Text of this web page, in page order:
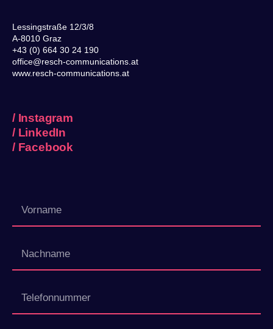
Lessingstraße 12/3/8
A-8010 Graz
+43 (0) 664 30 24 190
office@resch-communications.at
www.resch-communications.at
/ Instagram
/ LinkedIn
/ Facebook